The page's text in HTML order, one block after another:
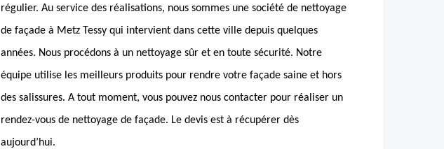
régulier. Au service des réalisations, nous sommes une société de nettoyage
de façade à Metz Tessy qui intervient dans cette ville depuis quelques
années. Nous procédons à un nettoyage sûr et en toute sécurité. Notre
équipe utilise les meilleurs produits pour rendre votre façade saine et hors
des salissures. A tout moment, vous pouvez nous contacter pour réaliser un
rendez-vous de nettoyage de façade. Le devis est à récupérer dès
aujourd’hui.